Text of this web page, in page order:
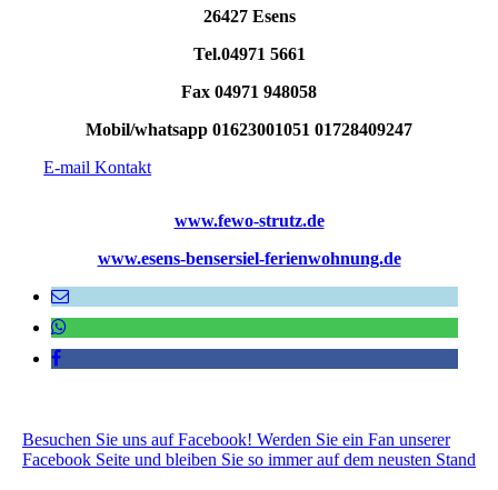
26427 Esens
Tel.04971 5661
Fax 04971 948058
Mobil/whatsapp 01623001051 01728409247
E-mail Kontakt
www.fewo-strutz.de
www.esens-bensersiel-ferienwohnung.de
Besuchen Sie uns auf Facebook! Werden Sie ein Fan unserer
Facebook Seite und bleiben Sie so immer auf dem neusten Stand